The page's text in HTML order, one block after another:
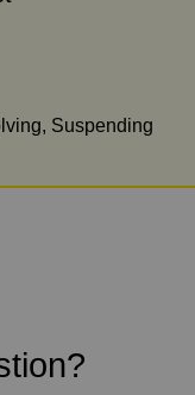
Dissolving, Suspending